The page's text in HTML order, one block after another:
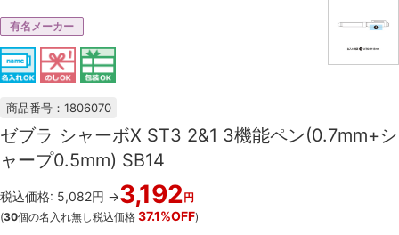
有名メーカー
商品番号：1806070
ゼブラ シャーボX ST3 2&1 3機能ペン(0.7mm+シ
ャープ0.5mm) SB14
税込価格: 5,082円 →3,192円
(30個の名入れ無し税込価格 37.1%OFF)